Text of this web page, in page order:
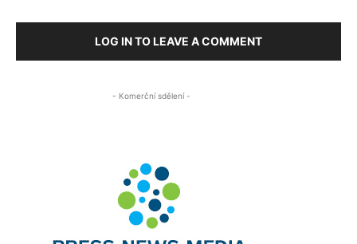
LOG IN TO LEAVE A COMMENT
- Komerční sdělení -